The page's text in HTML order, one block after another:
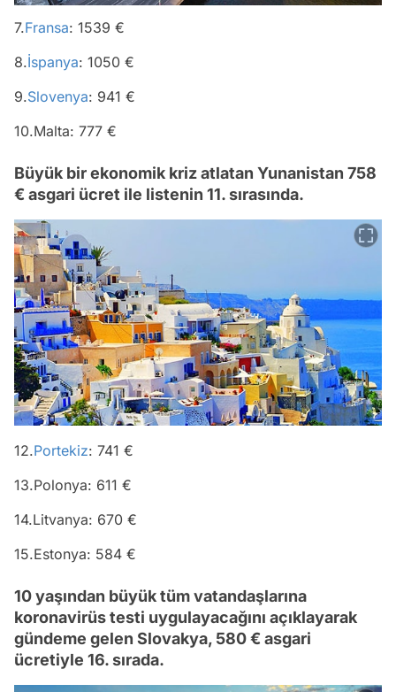
7.Fransa: 1539 €
8.İspanya: 1050 €
9.Slovenya: 941 €
10.Malta: 777 €
Büyük bir ekonomik kriz atlatan Yunanistan 758
€ asgari ücret ile listenin 11. sırasında.
12.Portekiz: 741 €
13.Polonya: 611 €
14.Litvanya: 670 €
15.Estonya: 584 €
10 yaşından büyük tüm vatandaşlarına
koronavirüs testi uygulayacağını açıklayarak
gündeme gelen Slovakya, 580 € asgari
ücretiyle 16. sırada.